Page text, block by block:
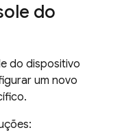
do
do dispositivo
um novo